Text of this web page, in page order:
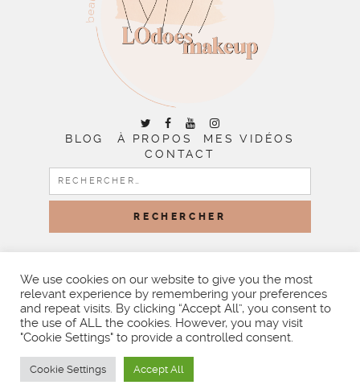
BLOG À PROPOS
MES VIDÉOS
CONTACT
RECHERCHER :
BY LITTLE THEME SHOP
We use cookies on our website to give you the most
relevant experience by remembering your preferences
and repeat visits. By clicking “Accept All”, you consent to
the use of ALL the cookies. However, you may visit
"Cookie Settings" to provide a controlled consent.
Cookie Settings Accept All